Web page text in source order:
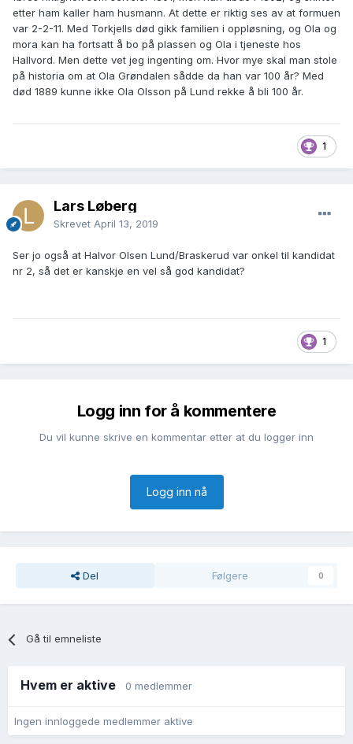
etter ham kaller ham husmann. At dette er riktig ses av at formuen
var 2-2-11. Med Torkjells død gikk familien i oppløsning, og Ola og
mora kan ha fortsatt å bo på plassen og Ola i tjeneste hos
Hallvord. Men dette vet jeg ingenting om. Hvor mye skal man stole
på historia om at Ola Grøndalen sådde da han var 100 år? Med
død 1889 kunne ikke Ola Olsson på Lund rekke å bli 100 år.
1
Lars Løberg
Skrevet April 13, 2019
Ser jo også at Halvor Olsen Lund/Braskerud var onkel til kandidat
nr 2, så det er kanskje en vel så god kandidat?
1
Logg inn for å kommentere
Du vil kunne skrive en kommentar etter at du logger inn
Logg inn nå
Del Følgere 0
Gå til emneliste
Hvem er aktive 0 medlemmer
Ingen innloggede medlemmer aktive